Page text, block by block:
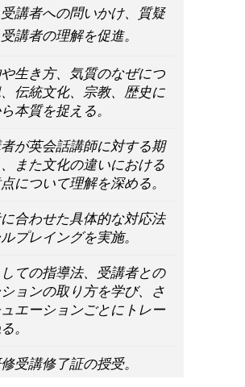
講者への問いかけ、質疑
講者の理解を促進。
生き方、気質のなぜにつ
伝統文化、宗教、歴史に
本質を捉える。
が英会話講師に対する期
また文化の違いにおける
について理解を深める。
合わせた具体的な対応法
プレイングを実施。
ての指導法、受講者との
ョンの取り方を学び、さ
エーションごとにトレー
。
受講修了証の授受。